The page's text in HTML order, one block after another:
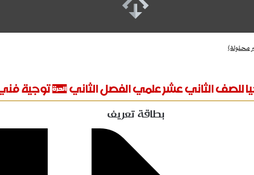
محلولة)
للصف الثاني عشر علمي الفصل الثاني # توجية
بطاقة تعريف